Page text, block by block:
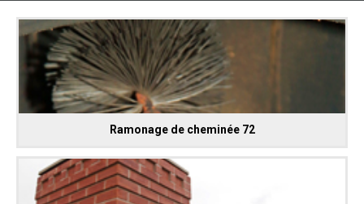
Ramonage de cheminée 72